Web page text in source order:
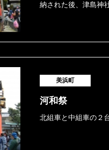
納された後、津島神
美浜町
河和祭
北組車と中組車の２